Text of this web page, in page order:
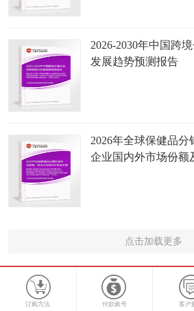
2026-2030年中国跨
发展趋势预测报告
2026年全球保健品
企业国内外市场份额
点击加载更多
订购方法 付款账号 客户